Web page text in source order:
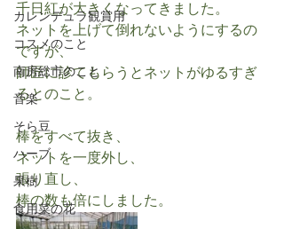
カレンデュラ観賞用
コスメのこと
南房総市のこと
音楽
そら豆
ハーブ
果樹
食用菜の花
千日紅が大きくなってきました。
ネットを上げて倒れないようにするの
ですが、
師匠に診てもらうとネットがゆるすぎ
るとのこと。
棒をすべて抜き、
ネットを一度外し、
張り直し、
棒の数も倍にしました。